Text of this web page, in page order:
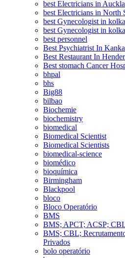
best Electricians in
best Electricians in North
best Gynecologist in
best Gynecologist in
best personnel
Best Psychiatrist In
Best Restaurant In
Best stomach Cancer
bhpal
bhs
Big88
bilbao
Biochemie
biochemistry
biomedical
Biomedical Scientist
Biomedical Scientists
biomedical-science
biomédico
bioquímica
Birmingham
Blackpool
bloco
Bloco Operatório
BMS
BMS; APCT; ACSP;
BMS; CBL;
Privados
bolo operatório